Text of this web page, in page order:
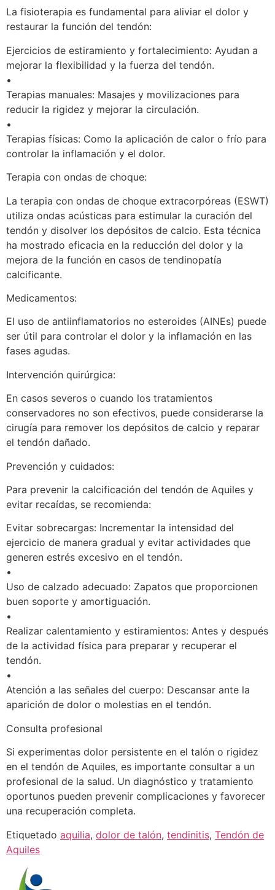
La fisioterapia es fundamental para aliviar el dolor y
restaurar la función del tendón:
Ejercicios de estiramiento y fortalecimiento: Ayudan a
mejorar la flexibilidad y la fuerza del tendón.
•
Terapias manuales: Masajes y movilizaciones para
reducir la rigidez y mejorar la circulación.
•
Terapias físicas: Como la aplicación de calor o frío para
controlar la inflamación y el dolor.
Terapia con ondas de choque:
La terapia con ondas de choque extracorpóreas (ESWT)
utiliza ondas acústicas para estimular la curación del
tendón y disolver los depósitos de calcio. Esta técnica
ha mostrado eficacia en la reducción del dolor y la
mejora de la función en casos de tendinopatía
calcificante.
Medicamentos:
El uso de antiinflamatorios no esteroides (AINEs) puede
ser útil para controlar el dolor y la inflamación en las
fases agudas.
Intervención quirúrgica:
En casos severos o cuando los tratamientos
conservadores no son efectivos, puede considerarse la
cirugía para remover los depósitos de calcio y reparar
el tendón dañado.
Prevención y cuidados:
Para prevenir la calcificación del tendón de Aquiles y
evitar recaídas, se recomienda:
Evitar sobrecargas: Incrementar la intensidad del
ejercicio de manera gradual y evitar actividades que
generen estrés excesivo en el tendón.
•
Uso de calzado adecuado: Zapatos que proporcionen
buen soporte y amortiguación.
•
Realizar calentamiento y estiramientos: Antes y después
de la actividad física para preparar y recuperar el
tendón.
•
Atención a las señales del cuerpo: Descansar ante la
aparición de dolor o molestias en el tendón.
Consulta profesional
Si experimentas dolor persistente en el talón o rigidez
en el tendón de Aquiles, es importante consultar a un
profesional de la salud. Un diagnóstico y tratamiento
oportunos pueden prevenir complicaciones y favorecer
una recuperación completa.
Etiquetado aquilia, dolor de talón, tendinitis, Tendón de
Aquiles